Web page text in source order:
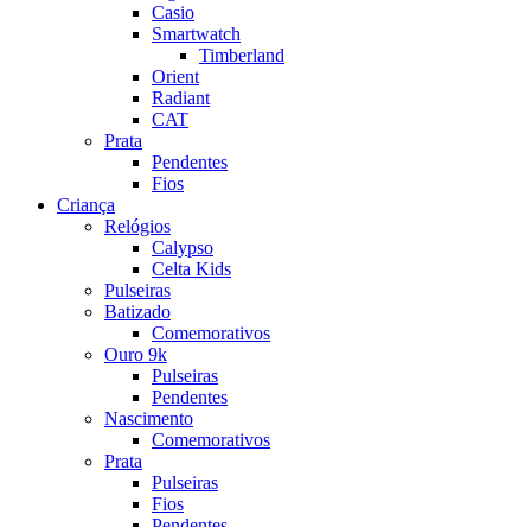
Casio
Smartwatch
Timberland
Orient
Radiant
CAT
Prata
Pendentes
Fios
Criança
Relógios
Calypso
Celta Kids
Pulseiras
Batizado
Comemorativos
Ouro 9k
Pulseiras
Pendentes
Nascimento
Comemorativos
Prata
Pulseiras
Fios